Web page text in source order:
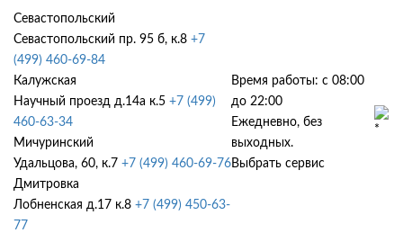
Севастопольский
Севастопольский пр. 95 б, к.8 +7
(499) 460-69-84
Калужская
Научный проезд д.14а к.5 +7 (499)
460-63-34
Мичуринский
Удальцова, 60, к.7 +7 (499) 460-69-76
Дмитровка
Лобненская д.17 к.8 +7 (499) 450-63-
77
Время работы: с 08:00
до 22:00
Ежедневно, без
выходных.
Выбрать сервис